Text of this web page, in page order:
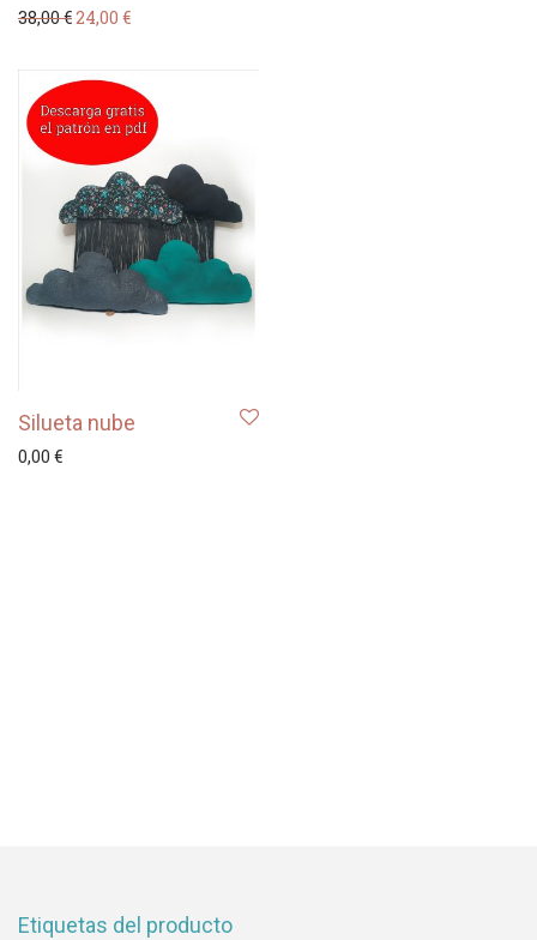
38,00€El precio original era: 38,00 €.
24,00 €El precio actual es: 24,00 €.
Silueta nube
0,00 €
Etiquetas del producto